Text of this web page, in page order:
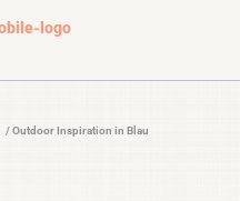
/Outdoor Inspiration in Blau